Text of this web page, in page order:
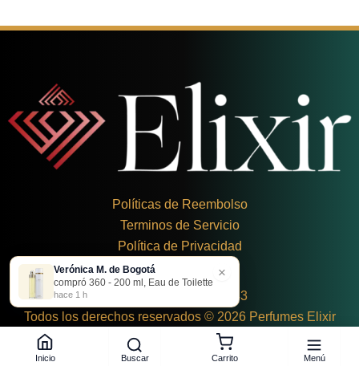
Políticas de Reembolso
Terminos de Servicio
Política de Privacidad
+57 324 248 8379
Carrera 19 Dbis #1C-43
Todos los derechos reservados © 2026 Perfumes Elixir
Inicio Buscar Carrito Menú
Verónica M. de Bogotá
compró 360 - 200 ml, Eau de Toilette
hace 1 h
×